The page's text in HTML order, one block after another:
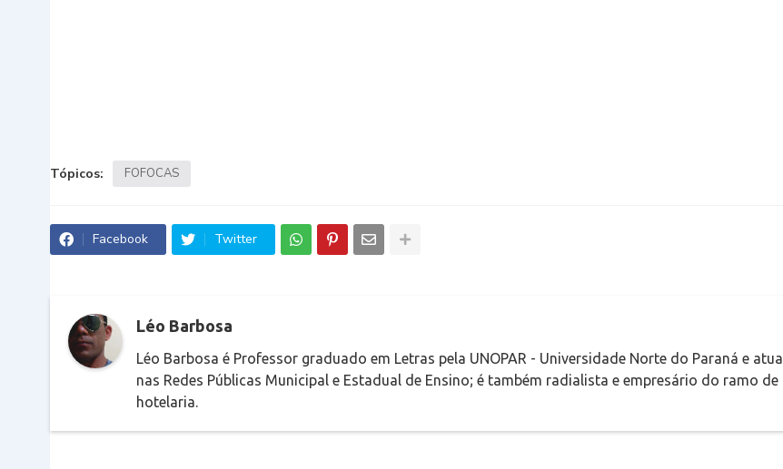
Tópicos: FOFOCAS
Facebook Twitter
Léo Barbosa
Léo Barbosa é Professor graduado em Letras pela UNOPAR - Universidade Norte do Paraná e atua
nas Redes Públicas Municipal e Estadual de Ensino; é também radialista e empresário do ramo de
hotelaria.